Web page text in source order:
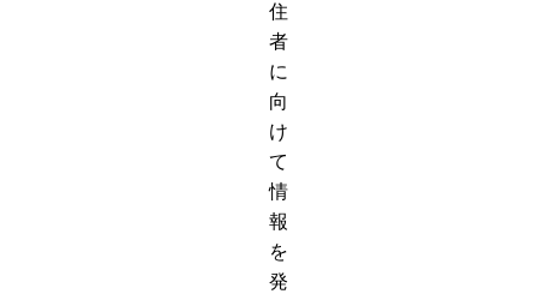
住
者
に
向
け
て
情
報
を
発